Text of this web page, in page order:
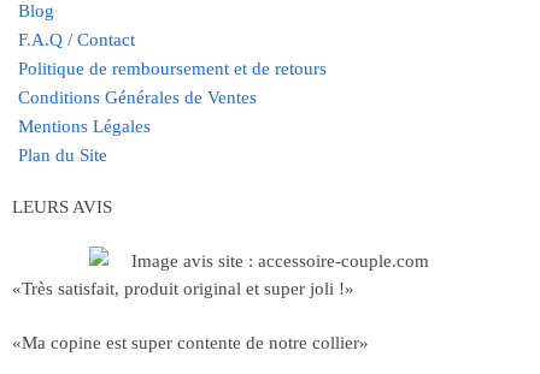
Blog
F.A.Q / Contact
Politique de remboursement et de retours
Conditions Générales de Ventes
Mentions Légales
Plan du Site
LEURS AVIS
«Très satisfait, produit original et super joli !»
«Ma copine est super contente de notre collier»